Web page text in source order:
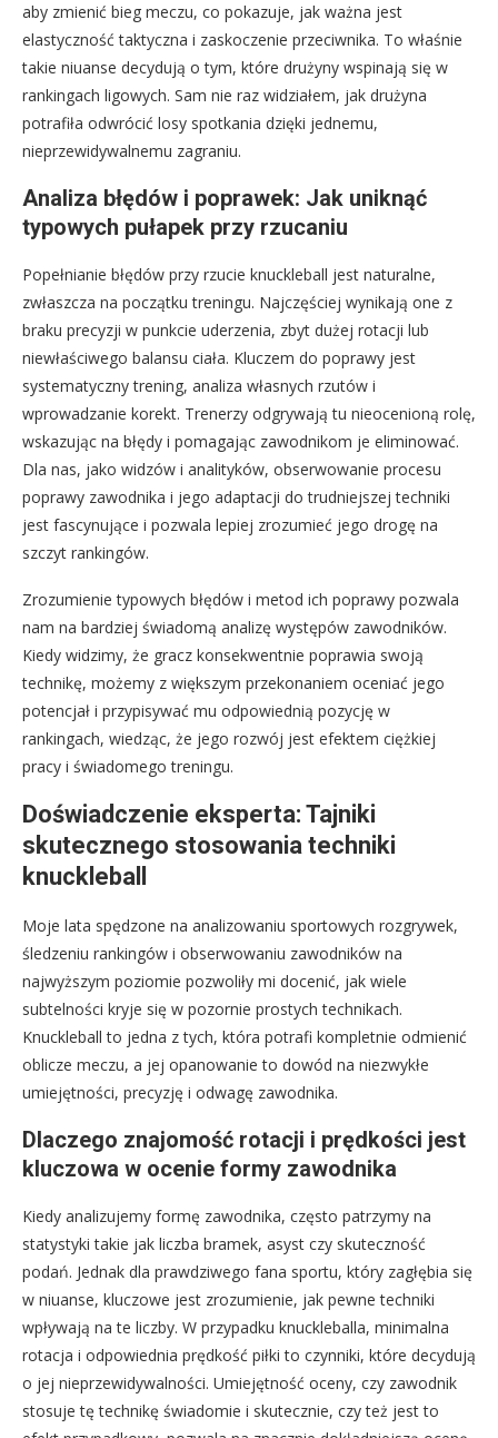
aby zmienić bieg meczu, co pokazuje, jak ważna jest
elastyczność taktyczna i zaskoczenie przeciwnika. To właśnie
takie niuanse decydują o tym, które drużyny wspinają się w
rankingach ligowych. Sam nie raz widziałem, jak drużyna
potrafiła odwrócić losy spotkania dzięki jednemu,
nieprzewidywalnemu zagraniu.
Analiza błędów i poprawek: Jak uniknąć
typowych pułapek przy rzucaniu
Popełnianie błędów przy rzucie knuckleball jest naturalne,
zwłaszcza na początku treningu. Najczęściej wynikają one z
braku precyzji w punkcie uderzenia, zbyt dużej rotacji lub
niewłaściwego balansu ciała. Kluczem do poprawy jest
systematyczny trening, analiza własnych rzutów i
wprowadzanie korekt. Trenerzy odgrywają tu nieocenioną rolę,
wskazując na błędy i pomagając zawodnikom je eliminować.
Dla nas, jako widzów i analityków, obserwowanie procesu
poprawy zawodnika i jego adaptacji do trudniejszej techniki
jest fascynujące i pozwala lepiej zrozumieć jego drogę na
szczyt rankingów.
Zrozumienie typowych błędów i metod ich poprawy pozwala
nam na bardziej świadomą analizę występów zawodników.
Kiedy widzimy, że gracz konsekwentnie poprawia swoją
technikę, możemy z większym przekonaniem oceniać jego
potencjał i przypisywać mu odpowiednią pozycję w
rankingach, wiedząc, że jego rozwój jest efektem ciężkiej
pracy i świadomego treningu.
Doświadczenie eksperta: Tajniki
skutecznego stosowania techniki
knuckleball
Moje lata spędzone na analizowaniu sportowych rozgrywek,
śledzeniu rankingów i obserwowaniu zawodników na
najwyższym poziomie pozwoliły mi docenić, jak wiele
subtelności kryje się w pozornie prostych technikach.
Knuckleball to jedna z tych, która potrafi kompletnie odmienić
oblicze meczu, a jej opanowanie to dowód na niezwykłe
umiejętności, precyzję i odwagę zawodnika.
Dlaczego znajomość rotacji i prędkości jest
kluczowa w ocenie formy zawodnika
Kiedy analizujemy formę zawodnika, często patrzymy na
statystyki takie jak liczba bramek, asyst czy skuteczność
podań. Jednak dla prawdziwego fana sportu, który zagłębia się
w niuanse, kluczowe jest zrozumienie, jak pewne techniki
wpływają na te liczby. W przypadku knuckleballa, minimalna
rotacja i odpowiednia prędkość piłki to czynniki, które decydują
o jej nieprzewidywalności. Umiejętność oceny, czy zawodnik
stosuje tę technikę świadomie i skutecznie, czy też jest to